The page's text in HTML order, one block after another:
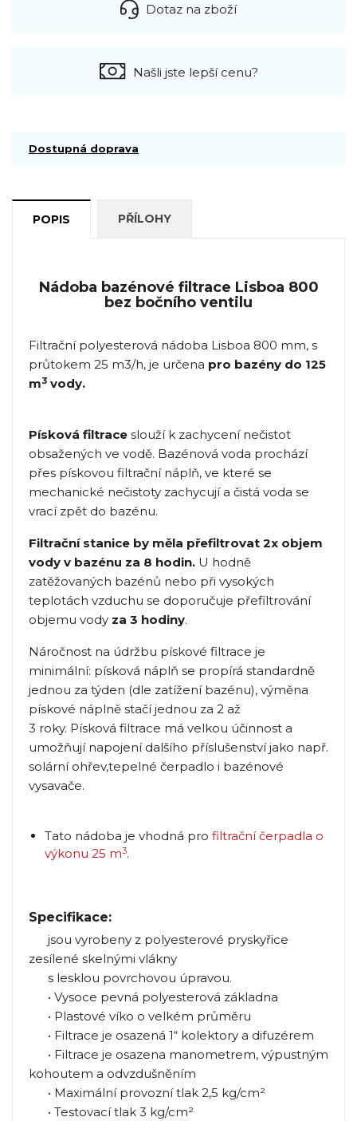
Dotaz na zboží
Našli jste lepší cenu?
Dostupná doprava
POPIS PŘÍLOHY
Nádoba bazénové filtrace Lisboa 800
bez bočního ventilu
Filtrační polyesterová nádoba Lisboa 800 mm, s
průtokem 25 m3/h, je určena pro bazény do 125
m3 vody.
Písková filtrace slouží k zachycení nečistot
obsažených ve vodě. Bazénová voda prochází
přes pískovou filtrační náplň, ve které se
mechanické nečistoty zachycují a čistá voda se
vrací zpět do bazénu.
Filtrační stanice by měla přefiltrovat 2x objem
vody v bazénu za 8 hodin. U hodně
zatěžovaných bazénů nebo při vysokých
teplotách vzduchu se doporučuje přefiltrování
objemu vody za 3 hodiny.
Náročnost na údržbu pískové filtrace je
minimální: písková náplň se propírá standardně
jednou za týden (dle zatížení bazénu), výměna
pískové náplně stačí jednou za 2 až
3 roky. Písková filtrace má velkou účinnost a
umožňují napojení dalšího příslušenství jako např.
solární ohřev,tepelné čerpadlo i bazénové
vysavače.
Tato nádoba je vhodná pro filtrační čerpadla o
výkonu 25 m3.
Specifikace:
jsou vyrobeny z polyesterové pryskyřice
zesílené skelnými vlákny
s lesklou povrchovou úpravou.
• Vysoce pevná polyesterová základna
• Plastové víko o velkém průměru
• Filtrace je osazená 1“ kolektory a difuzérem
• Filtrace je osazena manometrem, výpustným
kohoutem a odvzdušněním
• Maximální provozní tlak 2,5 kg/cm²
• Testovací tlak 3 kg/cm²